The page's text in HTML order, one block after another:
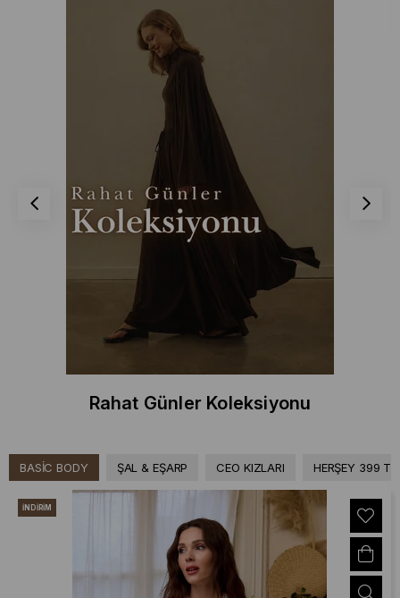
Rahat Günler Koleksiyonu
BASİC BODY ŞAL & EŞARP CEO KIZLARI HERŞEY 399 TL
İNDIRIM